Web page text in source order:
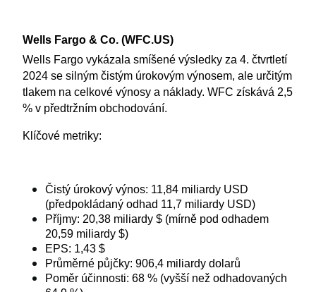
Wells Fargo & Co. (WFC.US)
Wells Fargo vykázala smíšené výsledky za 4. čtvrtletí
2024 se silným čistým úrokovým výnosem, ale určitým
tlakem na celkové výnosy a náklady. WFC získává 2,5
% v předtržním obchodování.
Klíčové metriky:
Čistý úrokový výnos: 11,84 miliardy USD
(předpokládaný odhad 11,7 miliardy USD)
Příjmy: 20,38 miliardy $ (mírně pod odhadem
20,59 miliardy $)
EPS: 1,43 $
Průměrné půjčky: 906,4 miliardy dolarů
Poměr účinnosti: 68 % (vyšší než odhadovaných